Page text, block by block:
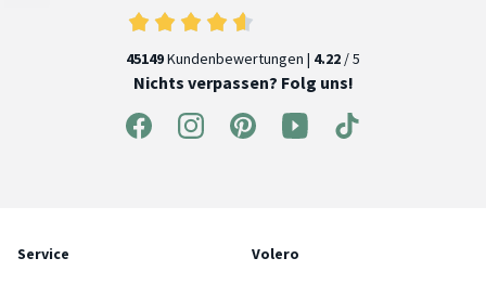
45149Kundenbewertungen | 4.22 / 5
Nichts verpassen? Folg uns!
Service Volero